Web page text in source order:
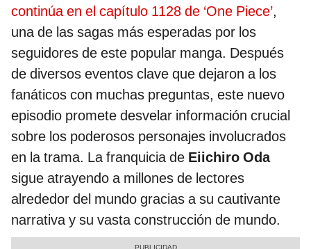
continúa en el capítulo 1128 de ‘One Piece’,
una de las sagas más esperadas por los
seguidores de este popular manga. Después
de diversos eventos clave que dejaron a los
fanáticos con muchas preguntas, este nuevo
episodio promete desvelar información crucial
sobre los poderosos personajes involucrados
en la trama. La franquicia de Eiichiro Oda
sigue atrayendo a millones de lectores
alrededor del mundo gracias a su cautivante
narrativa y su vasta construcción de mundo.